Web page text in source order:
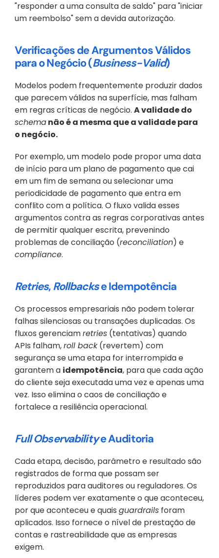
"responder a uma consulta de saldo" para "iniciar
um reembolso" sem a devida autorização.
Verificações de Argumentos Válidos
para o Negócio (Business-Valid)
Modelos podem frequentemente produzir dados
que parecem válidos na superfície, mas falham
em regras críticas de negócio.
schema não é a mesma que a validade para
o negócio.
Por exemplo, um modelo pode propor uma data
de início para um plano de pagamento que cai
em um fim de semana ou selecionar uma
periodicidade de pagamento que entra em
conflito com a política. O fluxo valida esses
argumentos contra as regras corporativas antes
de permitir qualquer escrita, prevenindo
problemas de conciliação (reconciliation
) e
compliance.
Retries, Rollbacks e Idempotência
Os processos empresariais não podem tolerar
falhas silenciosas ou transações duplicadas. Os
fluxos gerenciam retries (tentativas) quando
APIs falham, roll back (revertem) com
segurança se uma etapa for interrompida e
garantem a idempotência, para que cada ação
do cliente seja executada uma vez e apenas uma
vez. Isso elimina o caos de conciliação e
fortalece a resiliência operacional.
Full Observability e Auditoria
Cada etapa, decisão, parâmetro e resultado são
registrados de forma que possam ser
reproduzidos para auditores ou reguladores. Os
líderes podem ver exatamente o que aconteceu,
por que aconteceu e quais guardrails foram
aplicados. Isso fornece o nível de prestação de
contas e rastreabilidade que as empresas
exigem.